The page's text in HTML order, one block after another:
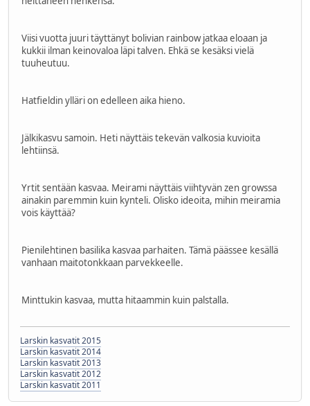
Viisi vuotta juuri täyttänyt bolivian rainbow jatkaa eloaan ja
kukkii ilman keinovaloa läpi talven. Ehkä se kesäksi vielä
tuuheutuu.
Hatfieldin ylläri on edelleen aika hieno.
Jälkikasvu samoin. Heti näyttäis tekevän valkosia kuvioita
lehtiinsä.
Yrtit sentään kasvaa. Meirami näyttäis viihtyvän zen growssa
ainakin paremmin kuin kynteli. Olisko ideoita, mihin meiramia
vois käyttää?
Pienilehtinen basilika kasvaa parhaiten. Tämä päässee kesällä
vanhaan maitotonkkaan parvekkeelle.
Minttukin kasvaa, mutta hitaammin kuin palstalla.
Larskin kasvatit 2015
Larskin kasvatit 2014
Larskin kasvatit 2013
Larskin kasvatit 2012
Larskin kasvatit 2011